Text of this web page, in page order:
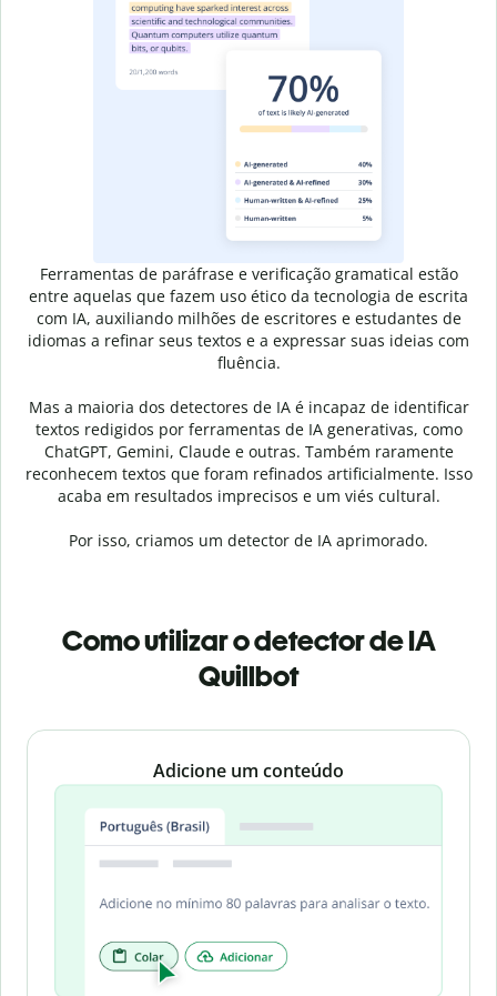
Ferramentas de paráfrase e verificação gramatical estão
entre aquelas que fazem uso ético da tecnologia de escrita
com IA, auxiliando milhões de escritores e estudantes de
idiomas a refinar seus textos e a expressar suas ideias com
fluência.
Mas a maioria dos detectores de IA é incapaz de identificar
textos redigidos por ferramentas de IA generativas, como
ChatGPT, Gemini, Claude e outras. Também raramente
reconhecem textos que foram refinados artificialmente. Isso
acaba em resultados imprecisos e um viés cultural.
Por isso, criamos um detector de IA aprimorado.
Como utilizar o detector de IA
Quillbot
Slide 1 of 3
Adicione um conteúdo